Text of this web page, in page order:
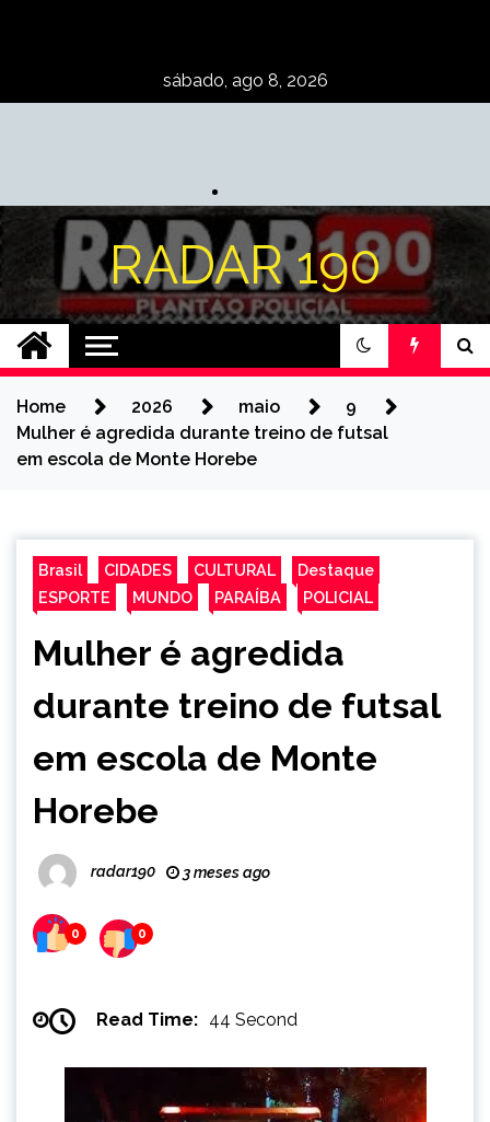
sábado, ago 8, 2026
RADAR 190
Home 2026 maio
9
Mulher é agredida durante treino de futsal
em escola de Monte Horebe
Brasil CIDADES CULTURAL
Destaque
ESPORTE
MUNDO PARAÍBA POLICIAL
Mulher é agredida
durante treino de futsal
em escola de Monte
Horebe
radar190 3 meses ago
0 0
Read Time: 44 Second